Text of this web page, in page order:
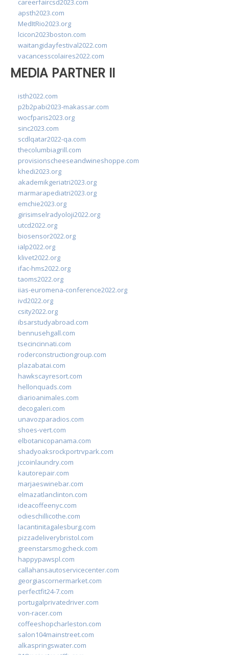
careerfaircsd2023.com
apsth2023.com
MedItRio2023.org
lcicon2023boston.com
waitangidayfestival2022.com
vacancesscolaires2022.com
MEDIA PARTNER II
isth2022.com
p2b2pabi2023-makassar.com
wocfparis2023.org
sinc2023.com
scdlqatar2022-qa.com
thecolumbiagrill.com
provisionscheeseandwineshoppe.com
khedi2023.org
akademikgeriatri2023.org
marmarapediatri2023.org
emchie2023.org
girisimselradyoloji2022.org
utcd2022.org
biosensor2022.org
ialp2022.org
klivet2022.org
ifac-hms2022.org
taoms2022.org
iias-euromena-conference2022.org
ivd2022.org
csity2022.org
ibsarstudyabroad.com
bennusehgall.com
tsecincinnati.com
roderconstructiongroup.com
plazabatai.com
hawkscayresort.com
hellonquads.com
diarioanimales.com
decogaleri.com
unavozparadios.com
shoes-vert.com
elbotanicopanama.com
shadyoaksrockportrvpark.com
jccoinlaundry.com
kautorepair.com
marjaeswinebar.com
elmazatlanclinton.com
ideacoffeenyc.com
odieschillicothe.com
lacantinitagalesburg.com
pizzadeliverybristol.com
greenstarsmogcheck.com
happypawspl.com
callahansautoservicecenter.com
georgiascornermarket.com
perfectfit24-7.com
portugalprivatedriver.com
von-racer.com
coffeeshopcharleston.com
salon104mainstreet.com
alkaspringswater.com